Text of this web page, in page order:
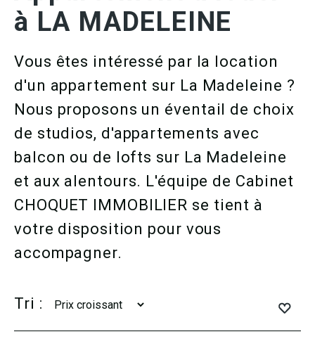
à LA MADELEINE
Vous êtes intéressé par la location
d'un appartement sur La Madeleine ?
Nous proposons un éventail de choix
de studios, d'appartements avec
balcon ou de lofts sur La Madeleine
et aux alentours. L'équipe de Cabinet
CHOQUET IMMOBILIER se tient à
votre disposition pour vous
accompagner.
Tri :